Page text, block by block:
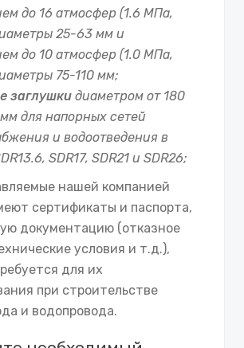
до 16 атмосфер (1.6 МПа,
25-63 мм и
до 10 атмосфер (1.0 МПа,
75-110 мм;
заглушки диаметром от 180
для напорных сетей
и водоотведения в
SDR17, SDR21 и SDR26;
нашей компанией
сертификаты и паспорта,
документацию (отказное
условия и т.д.),
для их
при строительстве
и водопровода.